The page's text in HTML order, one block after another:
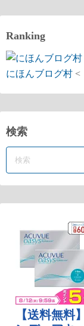
Ranking
にほんブログ村 <
検索